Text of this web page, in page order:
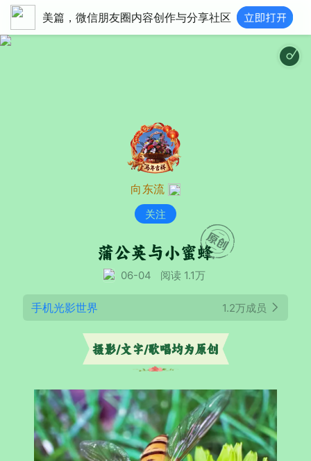
美篇，微信朋友圈内容创作与分享社区
向东流
关注
蒲公英与小蜜蜂
06-04 阅读 1.1万
手机光影世界 1.2万成员
摄影/文字/歌唱均为原创